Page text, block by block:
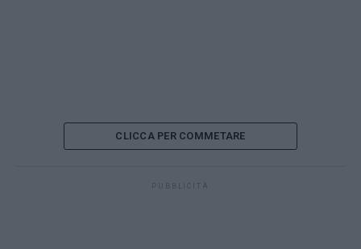
CLICCA PER COMMETARE
PUBBLICITÀ